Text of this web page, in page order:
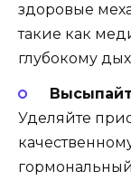
здоровые
такие как
глубокому
Уделяйте